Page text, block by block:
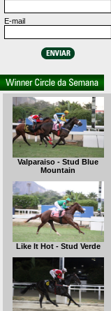
E-mail
Valparaiso - Stud Blue
Mountain
Like It Hot - Stud Verde